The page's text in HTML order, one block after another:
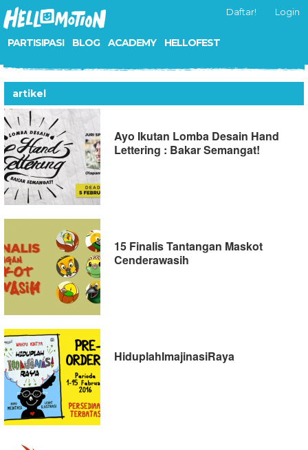
PARTISIPASI BLOG ACADEMY HELLOFEST
Daftar! Login
artikel
Ayo Ikutan Lomba Desain Hand
Lettering : Bakar Semangat!
15 Finalis Tantangan Maskot
Cenderawasih
HiduplahImajinasiRaya